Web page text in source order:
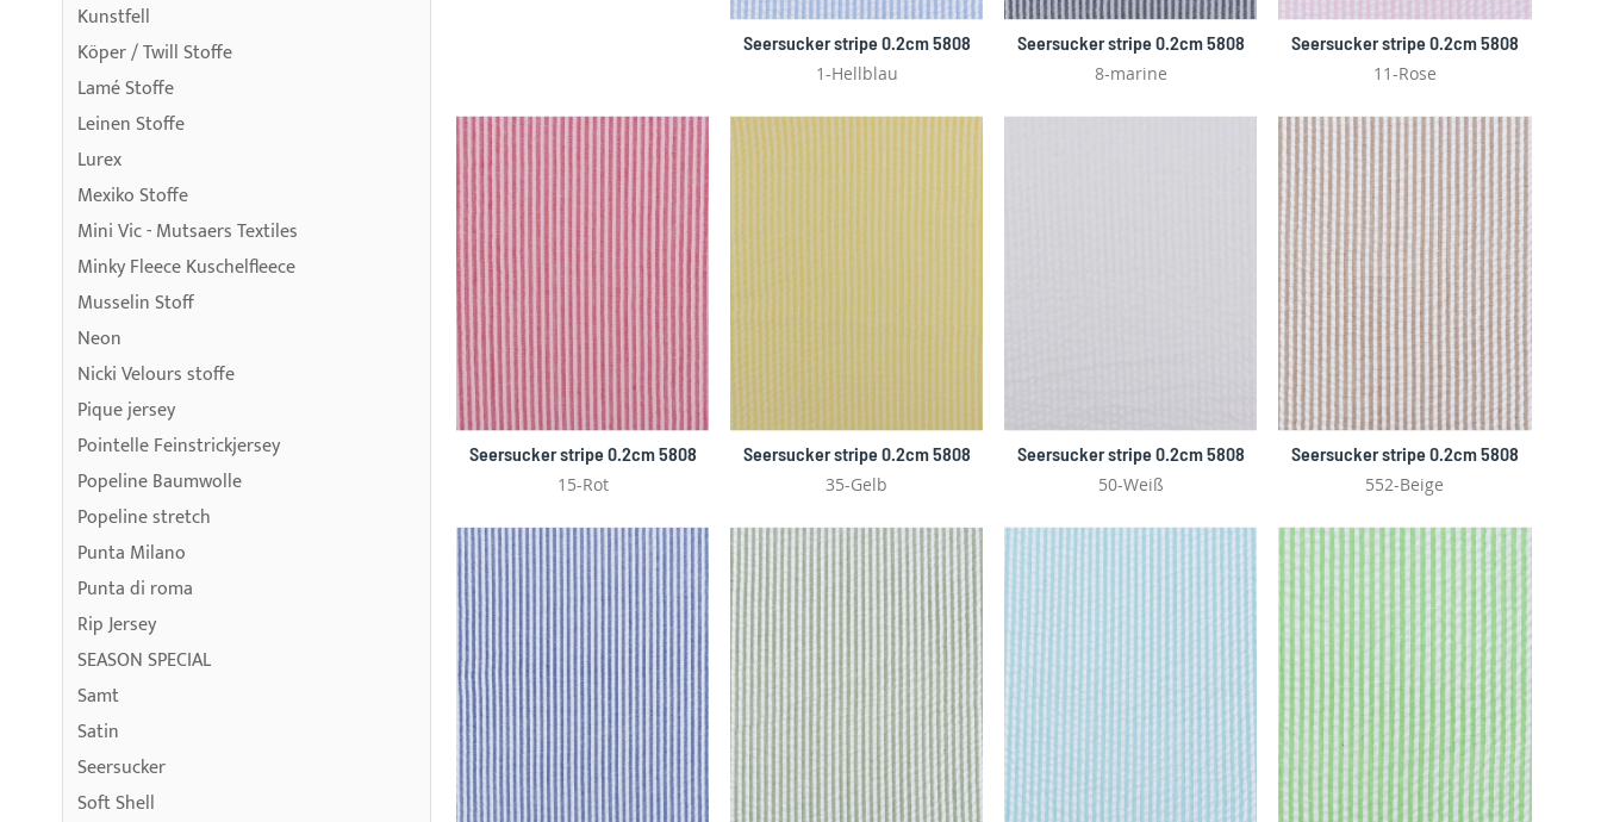
Seersucker stripe 0.2cm 5808
1-Hellblau
Seersucker stripe 0.2cm 5808
8-marine
Seersucker stripe 0.2cm 5808
11-Rose
Seersucker stripe 0.2cm 5808
15-Rot
Seersucker stripe 0.2cm 5808
35-Gelb
Seersucker stripe 0.2cm 5808
50-Weiß
Seersucker stripe 0.2cm 5808
552-Beige
Kunstfell
Köper / Twill Stoffe
Lamé Stoffe
Leinen Stoffe
Lurex
Mexiko Stoffe
Mini Vic - Mutsaers Textiles
Minky Fleece Kuschelfleece
Musselin Stoff
Neon
Nicki Velours stoffe
Pique jersey
Pointelle Feinstrickjersey
Popeline Baumwolle
Popeline stretch
Punta Milano
Punta di roma
Rip Jersey
SEASON SPECIAL
Samt
Satin
Seersucker
Soft Shell